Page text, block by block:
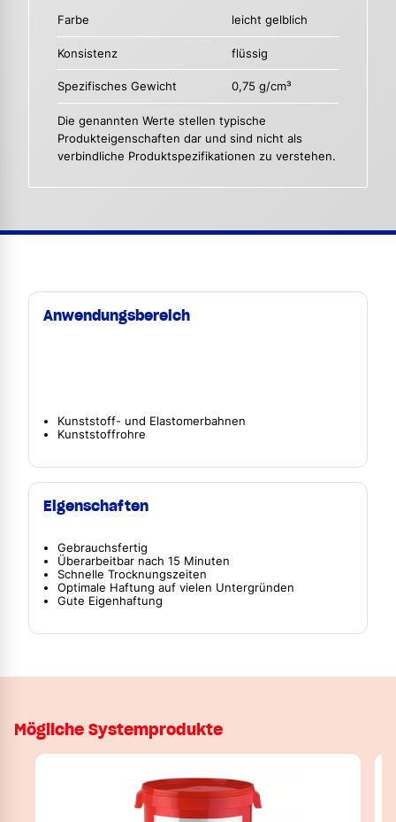
Farbe leicht gelblich
Konsistenz flüssig
Spezifisches Gewicht 0,75 g/cm³
Die genannten Werte stellen typische
Produkteigenschaften dar und sind nicht als
verbindliche Produktspezifikationen zu verstehen.
Anwendungsbereich
Kunststoff- und Elastomerbahnen
Kunststoffrohre
Eigenschaften
Gebrauchsfertig
Überarbeitbar nach 15 Minuten
Schnelle Trocknungszeiten
Optimale Haftung auf vielen Untergründen
Gute Eigenhaftung
Mögliche Systemprodukte